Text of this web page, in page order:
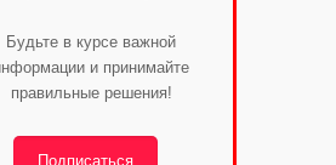
Будьте в курсе важной
и принимайте
правильные решения!
Подписаться